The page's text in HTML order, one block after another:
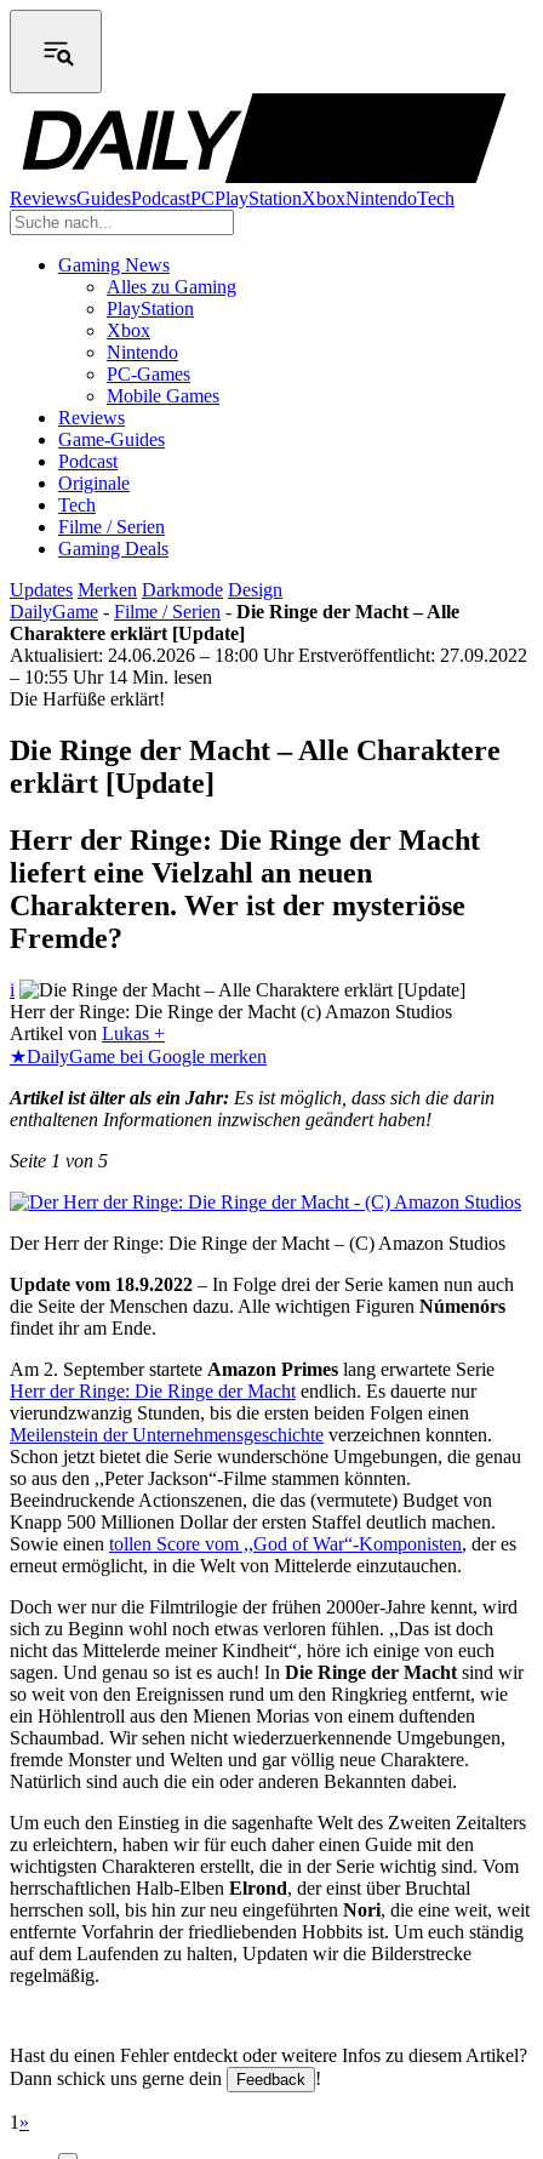
ReviewsGuidesPodcastPCPlayStationXboxNintendoTech
Gaming News
Alles zu Gaming
PlayStation
Xbox
Nintendo
PC-Games
Mobile Games
Reviews
Game-Guides
Podcast
Originale
Tech
Filme / Serien
Gaming Deals
Updates Merken Darkmode Design
DailyGame - Filme / Serien - Die Ringe der Macht – Alle
Charaktere erklärt [Update]
Aktualisiert: 24.06.2026 – 18:00 Uhr Erstveröffentlicht: 27.09.2022
– 10:55 Uhr 14 Min. lesen
Die Harfüße erklärt!
Die Ringe der Macht – Alle Charaktere
erklärt [Update]
Herr der Ringe: Die Ringe der Macht
liefert eine Vielzahl an neuen
Charakteren. Wer ist der mysteriöse
Fremde?
i
Herr der Ringe: Die Ringe der Macht (c) Amazon Studios
Artikel von Lukas +
★DailyGame bei Google merken
Artikel ist älter als ein Jahr: Es ist möglich, dass sich die darin
enthaltenen Informationen inzwischen geändert haben!
Seite 1 von 5
Der Herr der Ringe: Die Ringe der Macht – (C) Amazon Studios
Update vom 18.9.2022 – In Folge drei der Serie kamen nun auch
die Seite der Menschen dazu. Alle wichtigen Figuren Númenórs
findet ihr am Ende.
Am 2. September startete Amazon Primes lang erwartete Serie
Herr der Ringe: Die Ringe der Macht endlich. Es dauerte nur
vierundzwanzig Stunden, bis die ersten beiden Folgen einen
Meilenstein der Unternehmensgeschichte verzeichnen konnten.
Schon jetzt bietet die Serie wunderschöne Umgebungen, die genau
so aus den ,,Peter Jackson“-Filme stammen könnten.
Beeindruckende Actionszenen, die das (vermutete) Budget von
Knapp 500 Millionen Dollar der ersten Staffel deutlich machen.
Sowie einen tollen Score vom ,,God of War“-Komponisten, der es
erneut ermöglicht, in die Welt von Mittelerde einzutauchen.
Doch wer nur die Filmtrilogie der frühen 2000er-Jahre kennt, wird
sich zu Beginn wohl noch etwas verloren fühlen. ,,Das ist doch
nicht das Mittelerde meiner Kindheit“, höre ich einige von euch
sagen. Und genau so ist es auch! In Die Ringe der Macht sind wir
so weit von den Ereignissen rund um den Ringkrieg entfernt, wie
ein Höhlentroll aus den Mienen Morias von einem duftenden
Schaumbad. Wir sehen nicht wiederzuerkennende Umgebungen,
fremde Monster und Welten und gar völlig neue Charaktere.
Natürlich sind auch die ein oder anderen Bekannten dabei.
Um euch den Einstieg in die sagenhafte Welt des Zweiten Zeitalters
zu erleichtern, haben wir für euch daher einen Guide mit den
wichtigsten Charakteren erstellt, die in der Serie wichtig sind. Vom
herrschaftlichen Halb-Elben Elrond, der einst über Bruchtal
herrschen soll, bis hin zur neu eingeführten Nori, die eine weit, weit
entfernte Vorfahrin der friedliebenden Hobbits ist. Um euch ständig
auf dem Laufenden zu halten, Updaten wir die Bilderstrecke
regelmäßig.
Hast du einen Fehler entdeckt oder weitere Infos zu diesem Artikel?
Dann schick uns gerne dein
Feedback !
1 »